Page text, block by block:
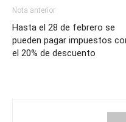
Nota anterior
Hasta el 28 de febrero se
pueden pagar impuestos
el 20% de descuento